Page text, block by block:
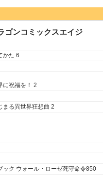
ゴンコミックスエイジ
かた 6
に祝福を！ 2
まる異世界狂想曲 2
ック ウォール・ローゼ死守命令850